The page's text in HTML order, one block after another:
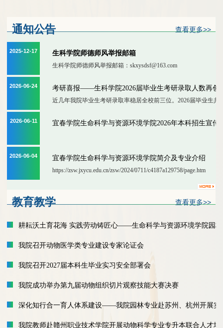
查看更多>>
通知公告
2025-12-17 生科学院师德师风举报邮箱
生科学院师德师风举报邮箱：skxysdsf@163.com
2026-06-24 考研喜报——生科学院2026届毕业生考研录取人数再创
近几年我院毕业生考研录取率稳居全校前三位。2026届毕业生共
2026-06-11 宜春学院生命科学与资源环境学院2026年本科招生宣传
2026-06-04 宜春学院生命科学与资源环境学院简介及专业介绍
https://zsw.jxycu.edu.cn/zsw/2024/0711/c4187a129758/page.htm
查看更多>>
教育教学
耕耘沃土育花海 实践劳动铸匠心——生命科学与资源环境学院园
我院召开动物医学类专业建设专家论证会
我院召开2027届本科生毕业实习安全部署会
我院成功举办第九届动物组织切片观察技能大赛决赛
深化知行合一育人体系建设——我院园林专业赴苏州、杭州开展实
我院教师赴赣州职业技术学院开展动物科学专业专升本联合人才培